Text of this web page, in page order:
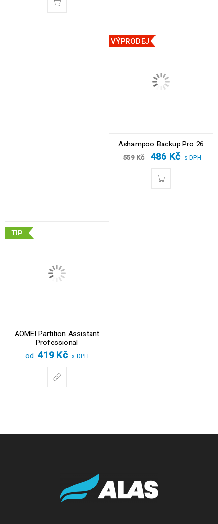
VÝPRODEJ
Ashampoo Backup Pro 26
559Kč 486 Kč s DPH
TIP
AOMEI Partition Assistant
Professional
od
419 Kč s DPH